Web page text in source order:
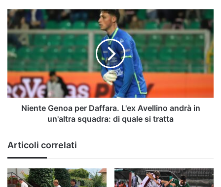
Niente
Genoa
per
Daffara.
L'ex
andrà
in
un'altra
squadra:
tratta
Niente Genoa per Daffara. L'ex Avellino andrà in
un'altra squadra: di quale si tratta
Articoli correlati